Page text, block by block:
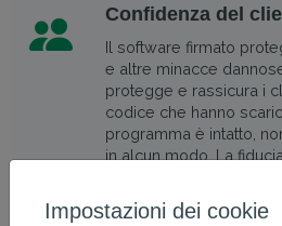
Confidenza del
Il software firmato
e altre minacce
protegge e rassicura i
codice che hanno
programma è intatto,
in alcun modo. La
dell'applicazione.
Impostazioni dei cookie